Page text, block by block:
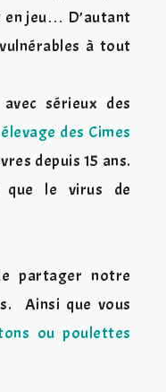
en jeu… D’autant
à tout
sérieux des
élevage des Cimes
depuis 15 ans.
que le virus de
partager notre
Ainsi que vous
ou poulettes